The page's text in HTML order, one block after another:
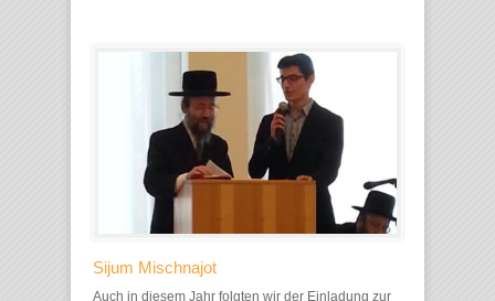
Sijum Mischnajot
Auch in diesem Jahr folgten wir der Einladung zur